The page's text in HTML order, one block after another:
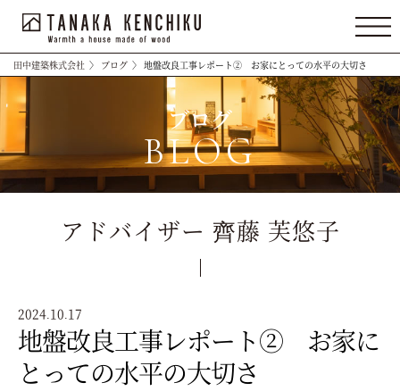
田中建築株式会社 〉 ブログ 〉 地盤改良工事レポート② お家にとっての水平の大切さ
ブログ
BLOG
アドバイザー 齊藤 芙悠子
2024.10.17
地盤改良工事レポート② お家に
とっての水平の大切さ